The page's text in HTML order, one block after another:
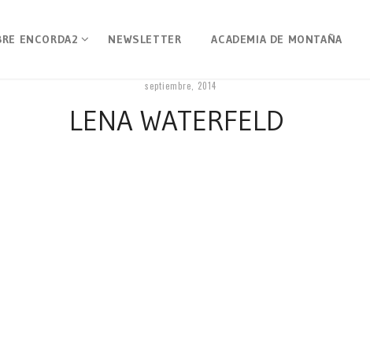
ENCORDA2 NEWSLETTER ACADEMIA DE MONTAÑA
septiembre, 2014
LENA WATERFELD